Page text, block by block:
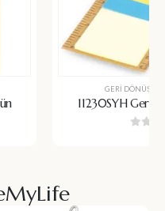
GERI
11230SYH Geri